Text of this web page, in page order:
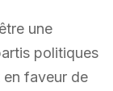
une
politiques
en faveur de